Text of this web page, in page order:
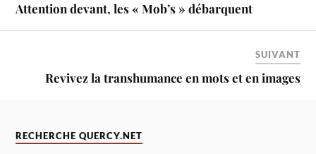
Attention devant, les « Mob’s » débarquent
SUIVANT
Revivez la transhumance en mots et en images
RECHERCHE QUERCY.NET